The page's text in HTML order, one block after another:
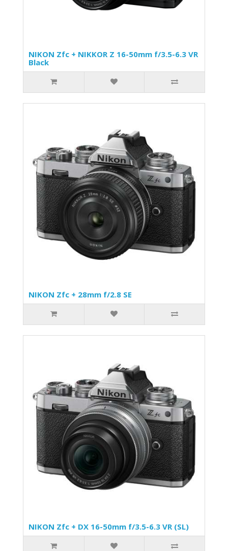
NIKON Zfc + NIKKOR Z 16-50mm f/3.5-6.3 VR
Black
NIKON Zfc + 28mm f/2.8 SE
NIKON Zfc + DX 16-50mm f/3.5-6.3 VR (SL)